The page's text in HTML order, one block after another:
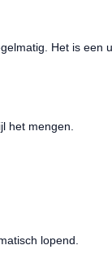
Het is een
het mengen.
lopend.